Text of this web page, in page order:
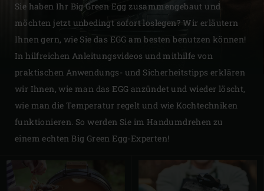
Sie haben Ihr Big Green Egg zusammengebaut und
möchten jetzt unbedingt sofort loslegen? Wir erläutern
Ihnen gern, wie Sie das EGG am besten benutzen können!
In hilfreichen Anleitungsvideos und mithilfe von
praktischen Anwendungs- und Sicherheitstipps erklären
wir Ihnen, wie man das EGG anzündet und wieder löscht,
wie man die Temperatur regelt und wie Kochtechniken
funktionieren. So werden Sie im Handumdrehen zu
einem echten Big Green Egg-Experten!